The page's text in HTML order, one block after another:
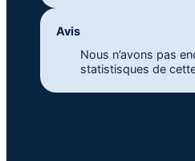
Avis
Nous n’avons pas
statistisques de